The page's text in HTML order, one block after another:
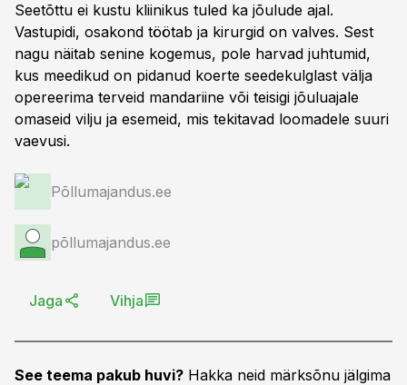
Seetõttu ei kustu kliinikus tuled ka jõulude ajal.
Vastupidi, osakond töötab ja kirurgid on valves. Sest
nagu näitab senine kogemus, pole harvad juhtumid,
kus meedikud on pidanud koerte seedekulglast välja
opereerima terveid mandariine või teisigi jõuluajale
omaseid vilju ja esemeid, mis tekitavad loomadele suuri
vaevusi.
Põllumajandus.ee
põllumajandus.ee
Jaga Vihja
See teema pakub huvi? Hakka neid märksõnu jälgima